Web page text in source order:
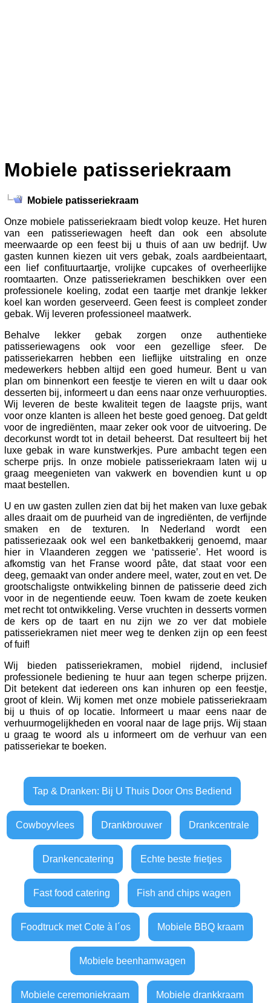
Mobiele patisseriekraam
Mobiele patisseriekraam
Onze mobiele patisseriekraam biedt volop keuze. Het huren
van een patisseriewagen heeft dan ook een absolute
meerwaarde op een feest bij u thuis of aan uw bedrijf. Uw
gasten kunnen kiezen uit vers gebak, zoals aardbeientaart,
een lief confituurtaartje, vrolijke cupcakes of overheerlijke
roomtaarten. Onze patisseriekramen beschikken over een
professionele koeling, zodat een taartje met drankje lekker
koel kan worden geserveerd. Geen feest is compleet zonder
gebak. Wij leveren professioneel maatwerk.
Behalve lekker gebak zorgen onze authentieke
patisseriewagens ook voor een gezellige sfeer. De
patisseriekarren hebben een lieflijke uitstraling en onze
medewerkers hebben altijd een goed humeur. Bent u van
plan om binnenkort een feestje te vieren en wilt u daar ook
desserten bij, informeert u dan eens naar onze verhuuropties.
Wij leveren de beste kwaliteit tegen de laagste prijs, want
voor onze klanten is alleen het beste goed genoeg. Dat geldt
voor de ingrediënten, maar zeker ook voor de uitvoering. De
decorkunst wordt tot in detail beheerst. Dat resulteert bij het
luxe gebak in ware kunstwerkjes. Pure ambacht tegen een
scherpe prijs. In onze mobiele patisseriekraam laten wij u
graag meegenieten van vakwerk en bovendien kunt u op
maat bestellen.
U en uw gasten zullen zien dat bij het maken van luxe gebak
alles draait om de puurheid van de ingrediënten, de verfijnde
smaken en de texturen. In Nederland wordt een
patisseriezaak ook wel een banketbakkerij genoemd, maar
hier in Vlaanderen zeggen we ‘patisserie’. Het woord is
afkomstig van het Franse woord pâte, dat staat voor een
deeg, gemaakt van onder andere meel, water, zout en vet. De
grootschaligste ontwikkeling binnen de patisserie deed zich
voor in de negentiende eeuw. Toen kwam de zoete keuken
met recht tot ontwikkeling. Verse vruchten in desserts vormen
de kers op de taart en nu zijn we zo ver dat mobiele
patisseriekramen niet meer weg te denken zijn op een feest
of fuif!
Wij bieden patisseriekramen, mobiel rijdend, inclusief
professionele bediening te huur aan tegen scherpe prijzen.
Dit betekent dat iedereen ons kan inhuren op een feestje,
groot of klein. Wij komen met onze mobiele patisseriekraam
bij u thuis of op locatie. Informeert u maar eens naar de
verhuurmogelijkheden en vooral naar de lage prijs. Wij staan
u graag te woord als u informeert om de verhuur van een
patisseriekar te boeken.
Tap & Dranken: Bij U Thuis Door Ons Bediend
Cowboyvlees Drankbrouwer Drankcentrale
Drankencatering Echte beste frietjes
Fast food catering Fish and chips wagen
Foodtruck met Cote à l´os Mobiele BBQ kraam
Mobiele beenhamwagen
Mobiele ceremoniekraam Mobiele drankkraam